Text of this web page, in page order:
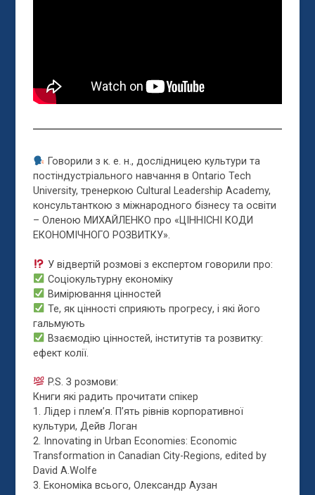
Говорили з к. е. н., дослідницею культури та
постіндустріального навчання в Ontario Tech
University, тренеркою Cultural Leadership Academy,
консультанткою з міжнародного бізнесу та освіти
– Оленою МИХАЙЛЕНКО про «ЦІННІСНІ КОДИ
ЕКОНОМІЧНОГО РОЗВИТКУ».
У відвертій розмові з експертом говорили про:
Соціокультурну економіку
Вимірювання цінностей
Те, як цінності сприяють прогресу, і які його
гальмують
Взаємодію цінностей, інститутів та розвитку:
ефект колії.
P.S. З розмови:
Книги які радить прочитати спікер
1. Лідер і плем’я. П’ять рівнів корпоративної
культури, Дейв Логан
2. Innovating in Urban Economies: Economic
Transformation in Canadian City-Regions, edited by
David A.Wolfe
3. Економіка всього, Олександр Аузан